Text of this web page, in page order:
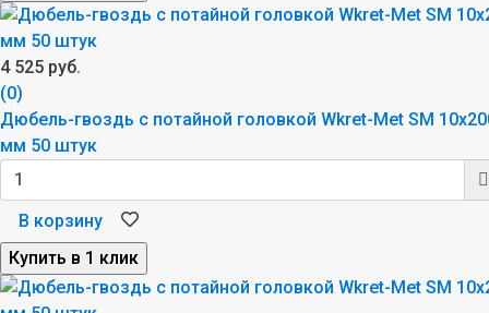
4 525 руб.
(0)
Дюбель-гвоздь с потайной головкой Wkret-Met SM
мм 50 штук
В корзину